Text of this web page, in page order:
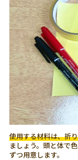
使用する材料は、折
ましょう。頭と体で
ずつ用意します。